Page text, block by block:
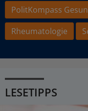
PolitKompass
Rheumatologie
LESETIPPS